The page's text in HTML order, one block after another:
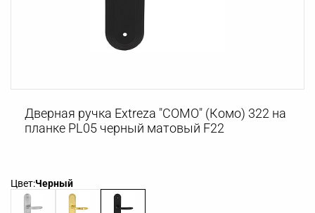
Дверная ручка Extreza "COMO" (Комо) 322 на
планке PL05 черный матовый F22
Цвет:Черный